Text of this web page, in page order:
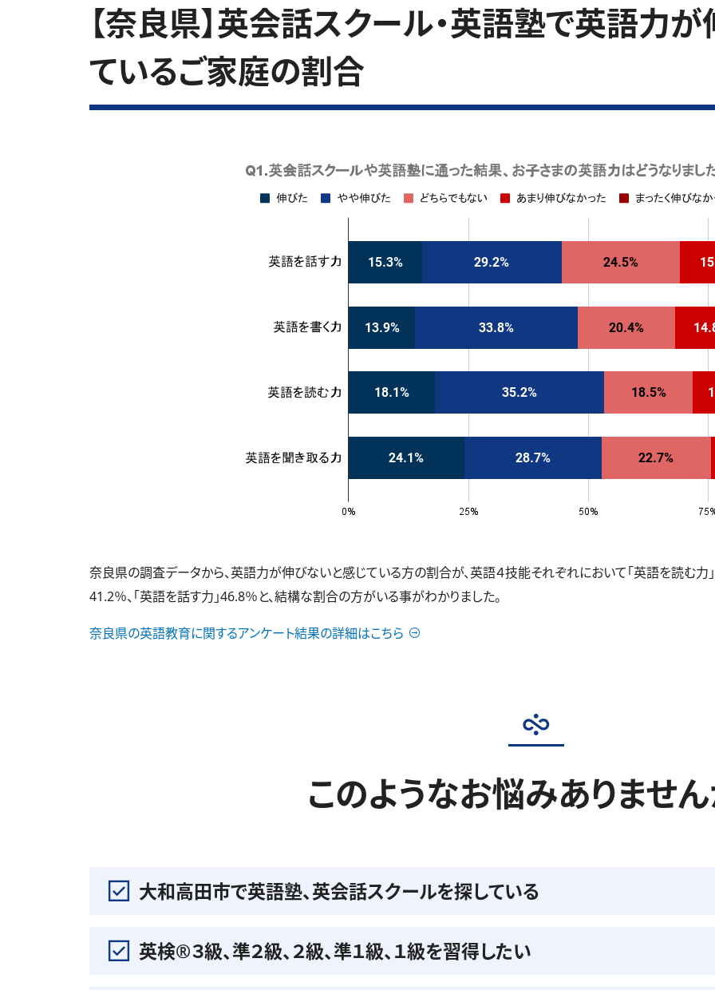
【奈良県】英会話スクール・英語塾で英語力
ているご家庭の割合
奈良県の調査データから、英語力が伸びないと感じている方の割合が、英語４技能それぞれにおいて「英語を読む力」
41.2％、「英語を話す力」46.8％と、結構な割合の方がいる事がわかりました。
奈良県の英語教育に関するアンケート結果の詳細はこちら
このようなお悩みありません
大和高田市で英語塾、英会話スクールを探している
英検®️３級、準２級、２級、準１級、１級を習得したい